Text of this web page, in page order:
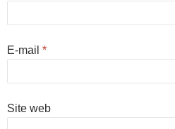
E-mail *
Site web